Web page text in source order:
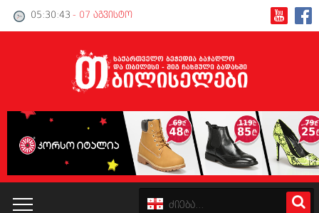
05:30:43 - 07 აგვისტო